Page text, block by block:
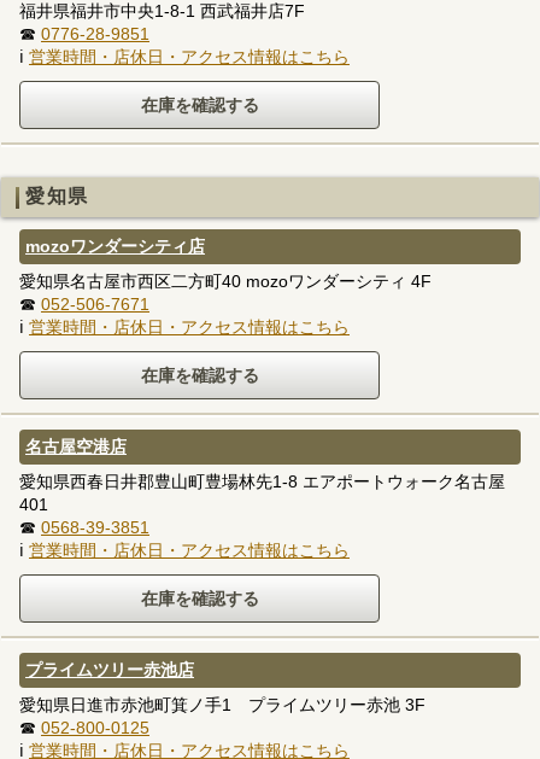
福井県福井市中央1-8-1 西武福井店7F
☎ 0776-28-9851
ℹ 営業時間・店休日・アクセス情報はこちら
愛知県
mozoワンダーシティ店
愛知県名古屋市西区二方町40 mozoワンダーシティ 4F
☎ 052-506-7671
ℹ 営業時間・店休日・アクセス情報はこちら
名古屋空港店
愛知県西春日井郡豊山町豊場林先1-8 エアポートウォーク名古屋
401
☎ 0568-39-3851
ℹ 営業時間・店休日・アクセス情報はこちら
プライムツリー赤池店
愛知県日進市赤池町箕ノ手1 プライムツリー赤池 3F
☎ 052-800-0125
ℹ 営業時間・店休日・アクセス情報はこちら